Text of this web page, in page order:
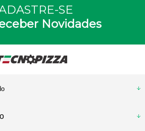
SE
Novidades